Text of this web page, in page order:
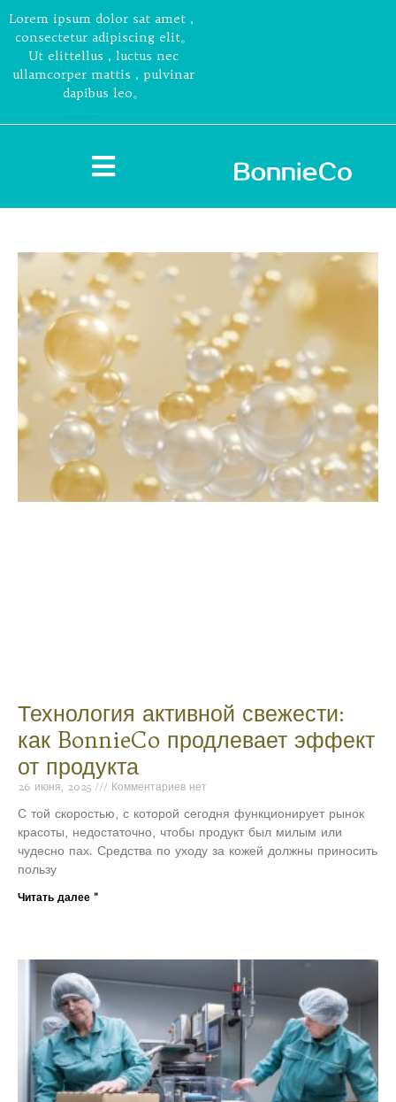
Lorem ipsum dolor sat amet，
consectetur adipiscing elit。
Ut elittellus，luctus nec
ullamcorper mattis，pulvinar
dapibus leo。
Технология активной свежести:
как BonnieCo продлевает эффект
от продукта
26 июня, 2025 Комментариев нет
С той скоростью, с которой сегодня функционирует рынок
красоты, недостаточно, чтобы продукт был милым или
чудесно пах. Средства по уходу за кожей должны приносить
пользу
Читать далее "